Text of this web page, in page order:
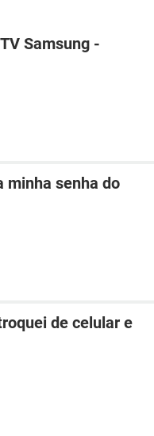
Samsung -
minha senha do
de celular e